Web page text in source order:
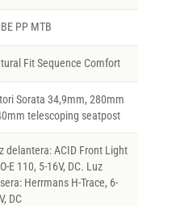
PP MTB
Fit Sequence Comfort
Sorata 34,9mm, 280mm
telescoping seatpost
delantera: ACID Front Light
E 110, 5-16V, DC. Luz
Herrmans H-Trace, 6-
DC